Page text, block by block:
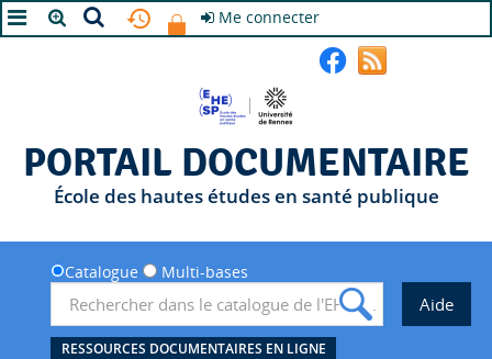
Me connecter
PORTAIL DOCUMENTAIRE
École des hautes études en santé publique
Catalogue Multi-bases
RESSOURCES DOCUMENTAIRES EN LIGNE